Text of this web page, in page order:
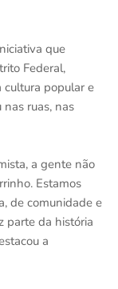
que
Federal,
cultura popular e
ruas, nas
a gente não
Estamos
de comunidade e
parte da história
a